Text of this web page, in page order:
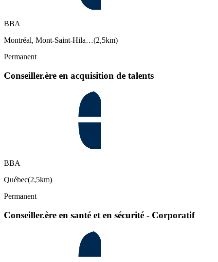
BBA
Montréal, Mont-Saint-Hila…(2,5km)
Permanent
Conseiller.ère en acquisition de talents
BBA
Québec(2,5km)
Permanent
Conseiller.ère en santé et en sécurité - Corporatif